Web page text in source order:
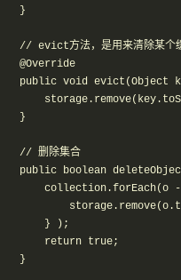
}
// evict方法，是用来清除某个
@Override
public void evict(Object
}
// 删除集合
public boolean
collection.forEach(o -
} );
return true;
}